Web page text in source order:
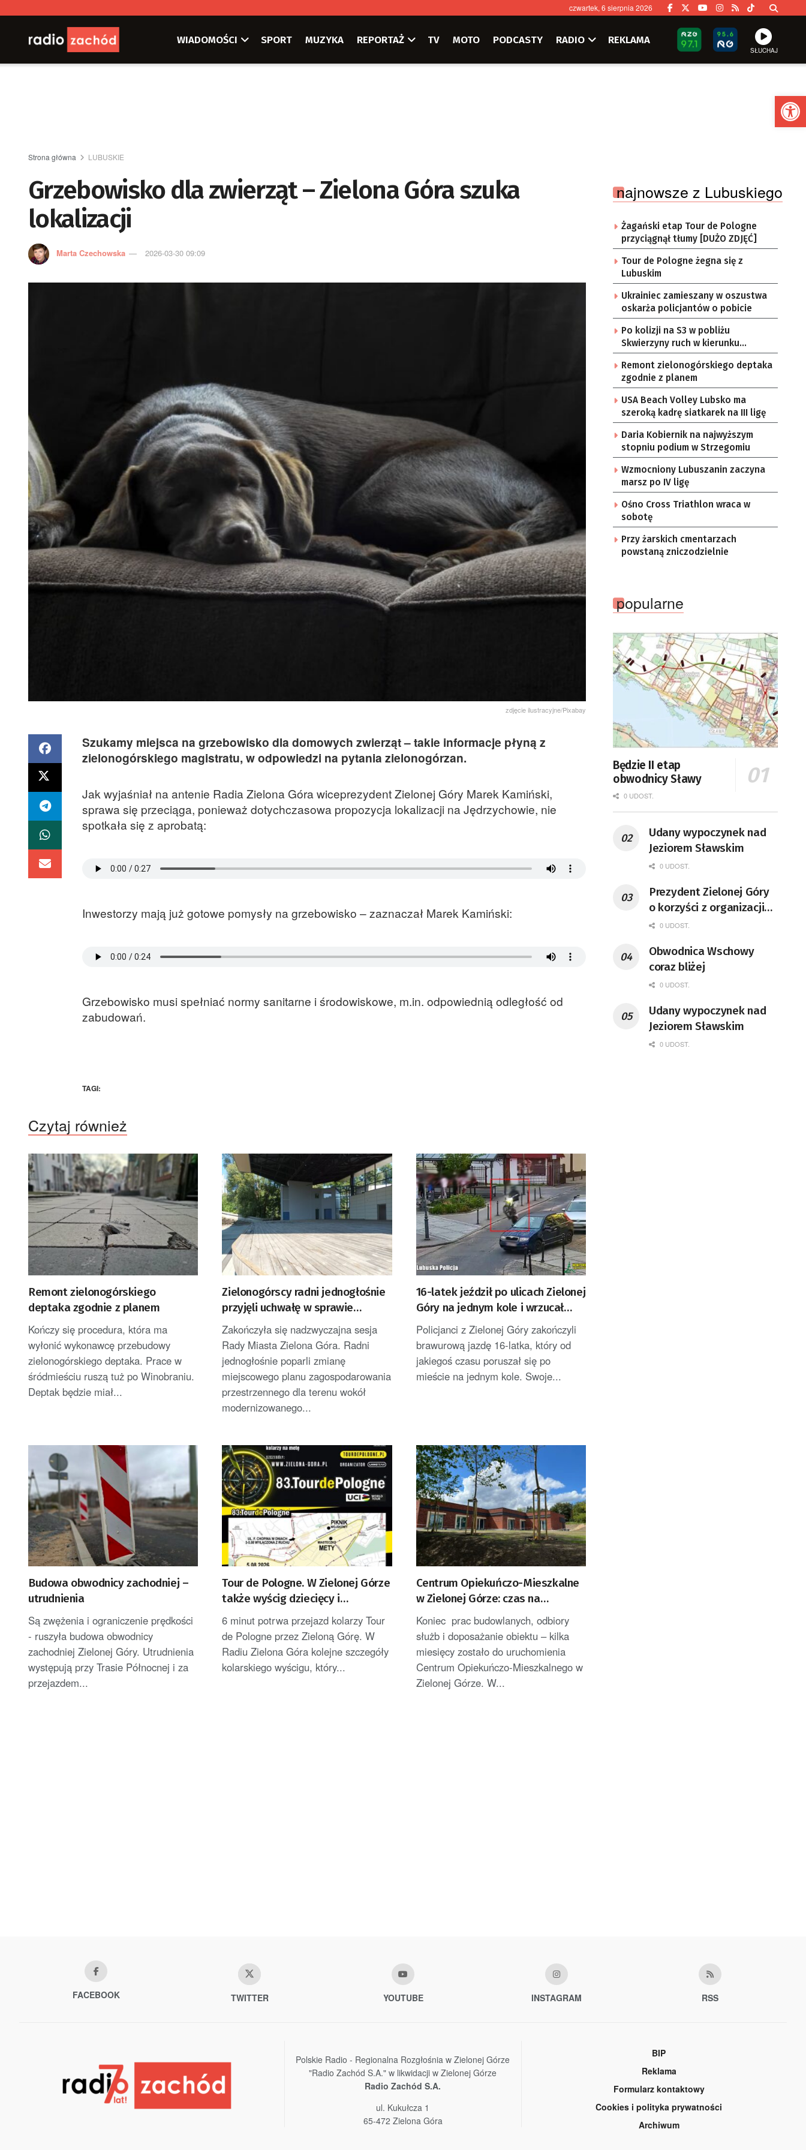
czwartek, 6 sierpnia 2026
WIADOMOŚCI SPORT MUZYKA REPORTAŻ TV MOTO PODCASTY RADIO REKLAMA
SŁUCHAJ
Strona główna LUBUSKIE
Grzebowisko dla zwierząt – Zielona Góra szuka
lokalizacji
Marta Czechowska 2026-03-30 09:09
zdjęcie ilustracyjne/Pixabay
Szukamy miejsca na grzebowisko dla domowych zwierząt – takie informacje płyną z
zielonogórskiego magistratu, w odpowiedzi na pytania zielonogórzan.
Jak wyjaśniał na antenie Radia Zielona Góra wiceprezydent Zielonej Góry Marek Kamiński,
sprawa się przeciąga, ponieważ dotychczasowa propozycja lokalizacji na Jędrzychowie, nie
spotkała się z aprobatą:
Inwestorzy mają już gotowe pomysły na grzebowisko – zaznaczał Marek Kamiński:
Grzebowisko musi spełniać normy sanitarne i środowiskowe, m.in. odpowiednią odległość od
zabudowań.
TAGI:
Czytaj również
Remont zielonogórskiego
deptaka zgodnie z planem
Kończy się procedura, która ma
wyłonić wykonawcę przebudowy
zielonogórskiego deptaka. Prace w
śródmieściu ruszą tuż po Winobraniu.
Deptak będzie miał...
Zielonogórscy radni jednogłośnie
przyjęli uchwałę w sprawie
zagospodarowania terenu przy
amfiteatrze
Zakończyła się nadzwyczajna sesja
Rady Miasta Zielona Góra. Radni
jednogłośnie poparli zmianę
miejscowego planu zagospodarowania
przestrzennego dla terenu wokół
modernizowanego...
16-latek jeździł po ulicach Zielonej
Góry na jednym kole i wrzucał
filmiki do sieci [FILM]
Policjanci z Zielonej Góry zakończyli
brawurową jazdę 16-latka, który od
jakiegoś czasu poruszał się po
mieście na jednym kole. Swoje...
Budowa obwodnicy zachodniej –
utrudnienia
Są zwężenia i ograniczenie prędkości
- ruszyła budowa obwodnicy
zachodniej Zielonej Góry. Utrudnienia
występują przy Trasie Północnej i za
przejazdem...
Tour de Pologne. W Zielonej Górze
także wyścig dziecięcy i
miasteczko kibica
6 minut potrwa przejazd kolarzy Tour
de Pologne przez Zieloną Górę. W
Radiu Zielona Góra kolejne szczegóły
kolarskiego wyścigu, który...
Centrum Opiekuńczo-Mieszkalne
w Zielonej Górze: czas na
wyposażenie
Koniec prac budowlanych, odbiory
służb i doposażanie obiektu – kilka
miesięcy zostało do uruchomienia
Centrum Opiekuńczo-Mieszkalnego w
Zielonej Górze. W...
najnowsze z Lubuskiego
Żagański etap Tour de Pologne
przyciągnął tłumy [DUŻO ZDJĘĆ]
Tour de Pologne żegna się z
Lubuskim
Ukrainiec zamieszany w oszustwa
oskarża policjantów o pobicie
Po kolizji na S3 w pobliżu
Skwierzyny ruch w kierunku
Gorzowa Wlkp. jednym pasem
Remont zielonogórskiego deptaka
zgodnie z planem
USA Beach Volley Lubsko ma
szeroką kadrę siatkarek na III ligę
Daria Kobiernik na najwyższym
stopniu podium w Strzegomiu
Wzmocniony Lubuszanin zaczyna
marsz po IV ligę
Ośno Cross Triathlon wraca w
sobotę
Przy żarskich cmentarzach
powstaną zniczodzielnie
popularne
Będzie II etap
obwodnicy Sławy
0 UDOST.
Udany wypoczynek nad
Jeziorem Sławskim
0 UDOST.
Prezydent Zielonej Góry
o korzyści z organizacji
mety Tour de Pologne
0 UDOST.
Obwodnica Wschowy
coraz bliżej
0 UDOST.
Udany wypoczynek nad
Jeziorem Sławskim
0 UDOST.
FACEBOOK TWITTER YOUTUBE INSTAGRAM RSS
Polskie Radio - Regionalna Rozgłośnia w Zielonej Górze
"Radio Zachód S.A." w likwidacji w Zielonej Górze
Radio Zachód S.A.
ul. Kukułcza 1
65-472 Zielona Góra
BIP
Reklama
Formularz kontaktowy
Cookies i polityka prywatności
Archiwum